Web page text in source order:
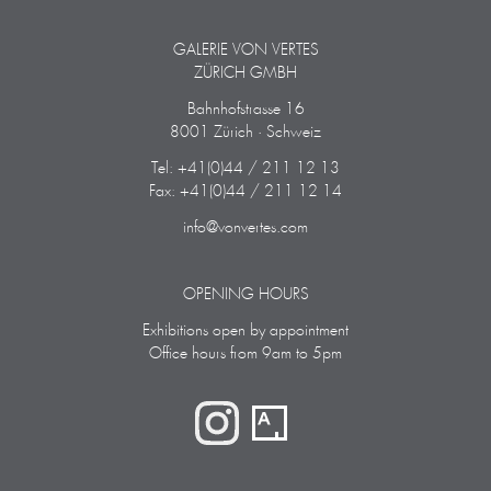
GALERIE VON VERTES
ZÜRICH GMBH
Bahnhofstrasse 16
8001 Zürich · Schweiz
Tel: +41(0)44 / 211 12 13
Fax: +41(0)44 / 211 12 14
info@vonvertes.com
OPENING HOURS
Exhibitions open by appointment
Office hours from 9am to 5pm